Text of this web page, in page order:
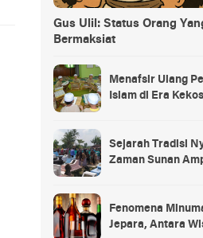
Gus Ulil: Status Orang
Bermaksiat
Menafsir Ulang
Islam di Era
Sejarah Tradisi
Zaman Sunan
Fenomena
Jepara, Antara